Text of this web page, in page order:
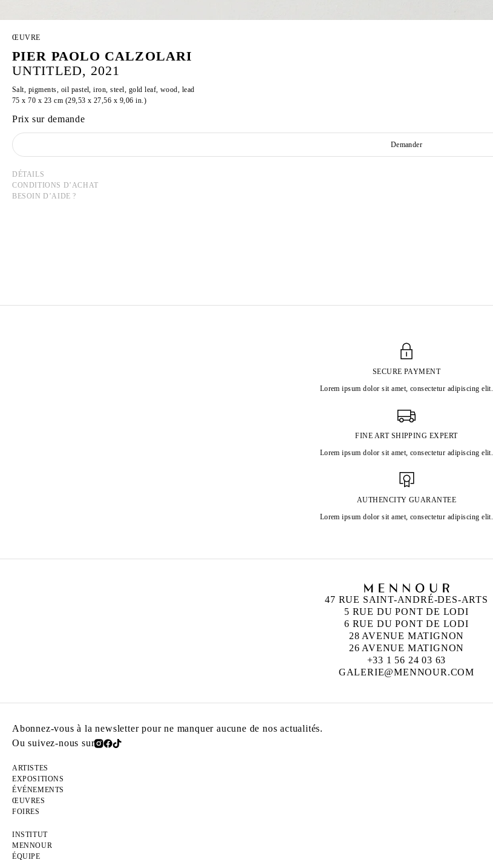
ŒUVRE
PIER PAOLO CALZOLARI
UNTITLED, 2021
Salt, pigments, oil pastel, iron, steel, gold leaf, wood, lead
75 x 70 x 23 cm (29,53 x 27,56 x 9,06 in.)
Prix sur demande
Demander
DÉTAILS
CONDITIONS D’ACHAT
BESOIN D’AIDE ?
SECURE PAYMENT
Lorem ipsum dolor sit amet, consectetur adipiscing elit.
FINE ART SHIPPING EXPERT
Lorem ipsum dolor sit amet, consectetur adipiscing elit.
AUTHENCITY GUARANTEE
Lorem ipsum dolor sit amet, consectetur adipiscing elit.
47 RUE SAINT-ANDRÉ-DES-ARTS
5 RUE DU PONT DE LODI
6 RUE DU PONT DE LODI
28 AVENUE MATIGNON
26 AVENUE MATIGNON
+33 1 56 24 03 63
GALERIE@MENNOUR.COM
Abonnez-vous à la newsletter pour ne manquer aucune de nos actualités.
Ou suivez-nous sur
ARTISTES
EXPOSITIONS
ÉVÉNEMENTS
ŒUVRES
FOIRES
INSTITUT
MENNOUR
ÉQUIPE